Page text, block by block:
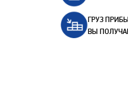
ГРУЗ
ВЫ